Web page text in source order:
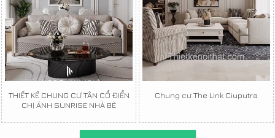
THIẾT KẾ CHUNG CƯ TÂN CỔ ĐIỂN
CHỊ ÁNH SUNRISE NHÀ BÈ
Chung cư The Link Ciuputra